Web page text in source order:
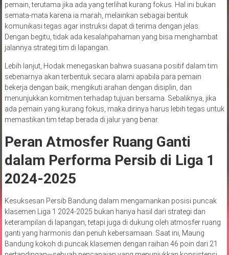
pemain, terutama jika ada yang terlihat kurang fokus. Hal ini bukan
semata-mata karena ia marah, melainkan sebagai bentuk
komunikasi tegas agar instruksi dapat di terima dengan jelas.
Dengan begitu, tidak ada kesalahpahaman yang bisa menghambat
jalannya strategi tim di lapangan.
Lebih lanjut, Hodak menegaskan bahwa suasana positif dalam tim
sebenarnya akan terbentuk secara alami apabila para pemain
bekerja dengan baik, mengikuti arahan dengan disiplin, dan
menunjukkan komitmen terhadap tujuan bersama. Sebaliknya, jika
ada pemain yang kurang fokus, maka dirinya harus lebih tegas untuk
memastikan tim tetap berada di jalur yang benar.
Peran Atmosfer Ruang Ganti
dalam Performa Persib di Liga 1
2024-2025
Kesuksesan Persib Bandung dalam mengamankan posisi puncak
klasemen Liga 1 2024-2025 bukan hanya hasil dari strategi dan
keterampilan di lapangan, tetapi juga di dukung oleh atmosfer ruang
ganti yang harmonis dan penuh kebersamaan. Saat ini, Maung
Bandung kokoh di puncak klasemen dengan raihan 46 poin dari 21